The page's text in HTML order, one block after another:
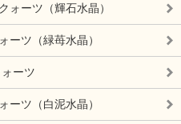
ォーツ（輝石水晶）
ーツ（緑苺水晶）
ーツ
ーツ（白泥水晶）